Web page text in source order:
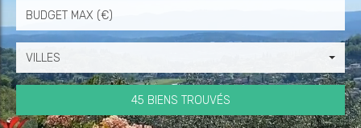
Prix
VILLES
45 BIENS TROUVÉS